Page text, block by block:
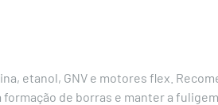
etanol, GNV e motores flex.
de borras e manter a